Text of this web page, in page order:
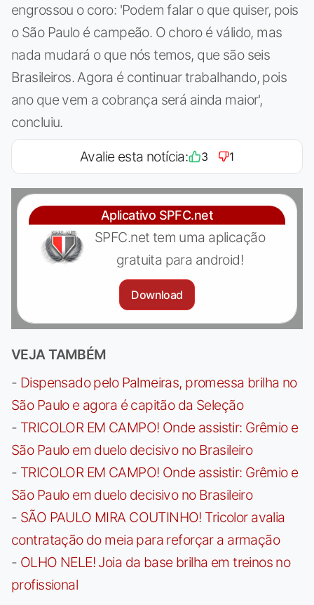
engrossou o coro: 'Podem falar o que quiser, pois
o São Paulo é campeão. O choro é válido, mas
nada mudará o que nós temos, que são seis
Brasileiros. Agora é continuar trabalhando, pois
ano que vem a cobrança será ainda maior',
concluiu.
Avalie esta notícia: 3 1
Aplicativo SPFC.net
SPFC.net tem uma aplicação
gratuita para android!
Download
VEJA TAMBÉM
- Dispensado pelo Palmeiras, promessa brilha no
São Paulo e agora é capitão da Seleção
- TRICOLOR EM CAMPO! Onde assistir: Grêmio e
São Paulo em duelo decisivo no Brasileiro
- TRICOLOR EM CAMPO! Onde assistir: Grêmio e
São Paulo em duelo decisivo no Brasileiro
- SÃO PAULO MIRA COUTINHO! Tricolor avalia
contratação do meia para reforçar a armação
- OLHO NELE! Joia da base brilha em treinos no
profissional